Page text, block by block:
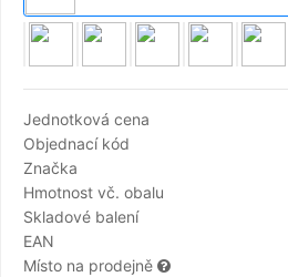
Jednotková cena
Objednací kód
Značka
Hmotnost vč. obalu
Skladové balení
EAN
Místo na prodejně